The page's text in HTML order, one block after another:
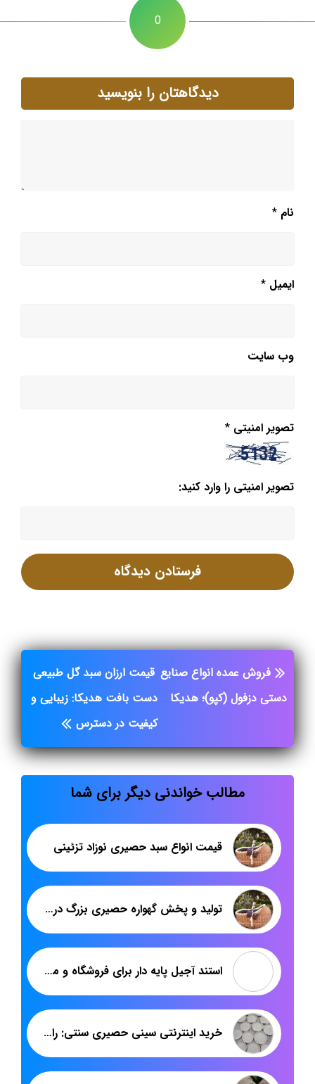
0
دیدگاهتان را بنویسید
نام *
ایمیل *
وب‌ سایت
تصویر امنیتی *
تصویر امنیتی را وارد کنید:
فروش عمده انواع صنایع
دستی دزفول (کپو)؛ هدیکا
قیمت ارزان سبد گل طبیعی
دست بافت هدیکا: زیبایی و
کیفیت در دسترس
مطالب خواندنی دیگر برای شما
قیمت انواع سبد حصیری نوزاد تزئینی
تولید و پخش گهواره حصیری بزرگ درعراق
استند آجیل پایه دار برای فروشگاه و مغازه خشکبار
خرید اینترنتی سینی حصیری سنتی: راهنمای جامع از برند هدیکا